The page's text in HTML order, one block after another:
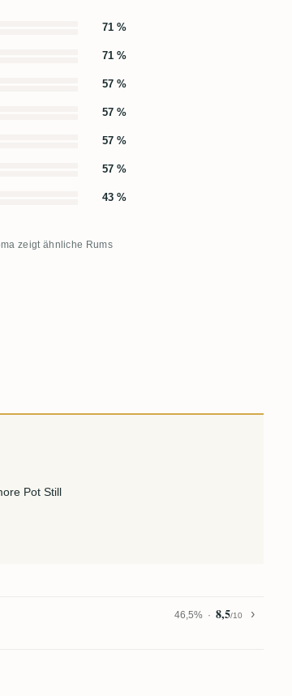
71 %
71 %
57 %
57 %
57 %
57 %
43 %
zeigt ähnliche Rums
Pot Still
46,5% 8,5/10